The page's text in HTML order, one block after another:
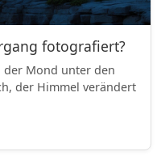
fotografiert?
der Mond unter den
der Himmel verändert